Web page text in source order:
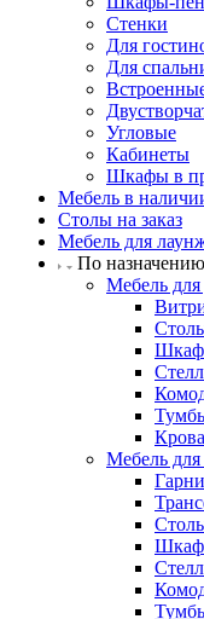
Стенки
Для
Для
Угловые
Кабинеты
Шкафы в
Мебель в
Столы на заказ
Мебель для
По назначению
Мебель для
Мебель для